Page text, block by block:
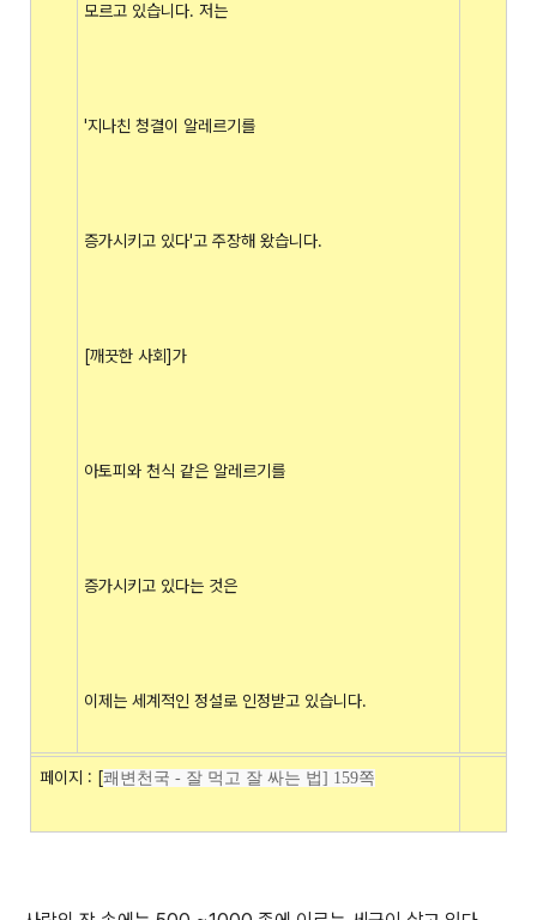
모르고 있습니다. 저는
'지나친 청결이 알레르기를
증가시키고 있다'고 주장해 왔습니다.
[깨끗한 사회]가
아토피와 천식 같은 알레르기를
증가시키고 있다는 것은
이제는 세계적인 정설로 인정받고 있습니다.
페이지 : [쾌변천국 - 잘 먹고 잘 싸는 법] 159쪽